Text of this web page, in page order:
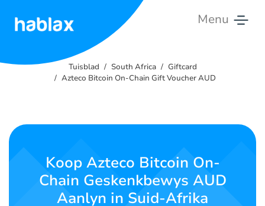
Menu
Ons
Afrikaans
Tuisblad South Africa
Giftcard
Azteco Bitcoin On-Chain Gift Voucher AUD
Koop Azteco Bitcoin On-
Chain Geskenkbewys AUD
Aanlyn in Suid-Afrika